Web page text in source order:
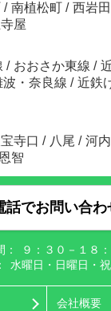
/ 南植松町 / 西岩田
屋
/ おおさか東線 /
波・奈良線 / 近鉄
寺口 / 八尾 / 河
恩智
話でお問い合わ
９：３０－１８
水曜日・日曜日・
会社概要